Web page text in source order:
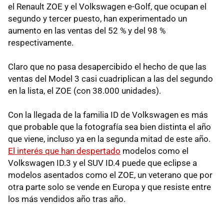
el Renault ZOE y el Volkswagen e-Golf, que ocupan el
segundo y tercer puesto, han experimentado un
aumento en las ventas del 52 % y del 98 %
respectivamente.
Claro que no pasa desapercibido el hecho de que las
ventas del Model 3 casi cuadriplican a las del segundo
en la lista, el ZOE (con 38.000 unidades).
Con la llegada de la familia ID de Volkswagen es más
que probable que la fotografía sea bien distinta el año
que viene, incluso ya en la segunda mitad de este año.
El interés que han despertado modelos como el
Volkswagen ID.3 y el SUV ID.4 puede que eclipse a
modelos asentados como el ZOE, un veterano que por
otra parte solo se vende en Europa y que resiste entre
los más vendidos año tras año.